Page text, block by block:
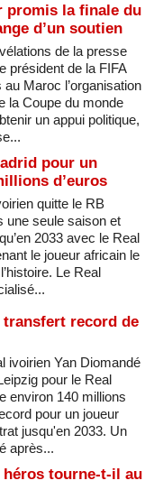
promis la finale du
d’un soutien
de la presse
président de la FIFA
Maroc l’organisation
la Coupe du monde
un appui politique,
pour un
d’euros
quitte le RB
une seule saison et
2033 avec le Real
le joueur africain le
Le Real
transfert record de
ivoirien Yan Diomandé
pour le Real
environ 140 millions
pour un joueur
jusqu'en 2033. Un
après...
héros tourne-t-il au